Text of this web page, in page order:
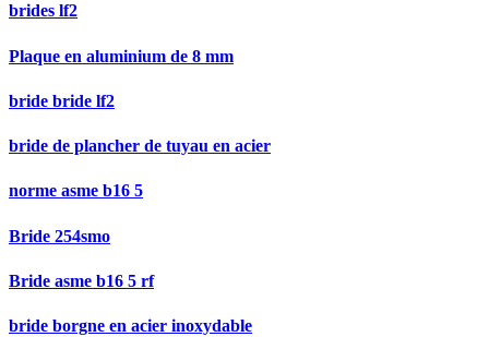
brides lf2
Plaque en aluminium de 8 mm
bride bride lf2
bride de plancher de tuyau en acier
norme asme b16 5
Bride 254smo
Bride asme b16 5 rf
bride borgne en acier inoxydable